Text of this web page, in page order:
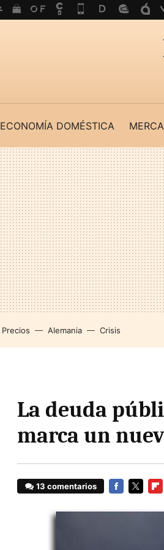
ECONOMÍA DOMÉSTICA
Precios Alemania Crisis
La deuda
marca un
13 comentarios